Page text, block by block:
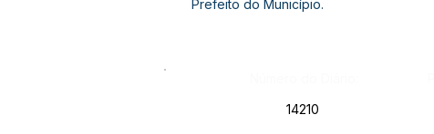
Prefeito do Município.
14210